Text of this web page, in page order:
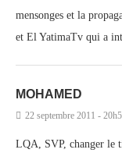
mensonges et la
et El YatimaTv qui a
MOHAMED
22 septembre 2011 -
LQA, SVP, changer le